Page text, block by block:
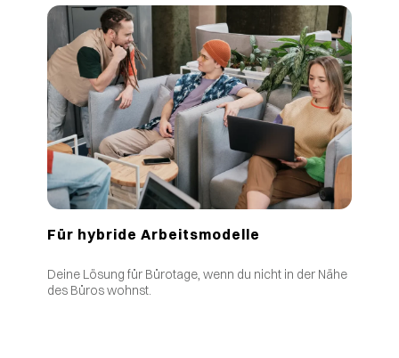
Für hybride Arbeitsmodelle
Deine Lösung für Bürotage, wenn du nicht in der Nähe
des Büros wohnst.